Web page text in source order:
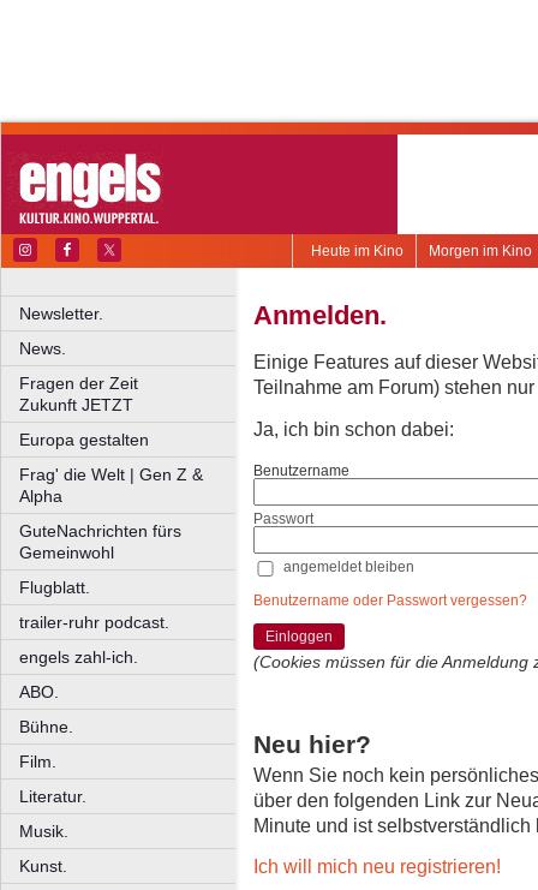
Morgen im Kino
Heute im Kino
Newsletter.
News.
Fragen der Zeit
Zukunft JETZT
Europa gestalten
Frag' die Welt | Gen Z &
Alpha
GuteNachrichten fürs
Gemeinwohl
Flugblatt.
trailer-ruhr podcast.
engels zahl-ich.
ABO.
Bühne.
Film.
Literatur.
Musik.
Kunst.
Anmelden.
Einige Features auf dieser
Teilnahme am Forum) stehen
Ja, ich bin schon dabei:
Benutzername
Passwort
angemeldet bleiben
Benutzername oder Passwort vergessen?
Einloggen
(Cookies müssen für die Anmeldung
Neu hier?
Wenn Sie noch kein
über den folgenden Link zur
Minute und ist selbstverständlich
Ich will mich neu registrieren!